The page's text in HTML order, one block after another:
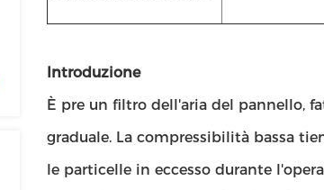
Introduzione
È pre un filtro dell'aria del pannello,
graduale. La compressibilità bassa
le particelle in eccesso durante